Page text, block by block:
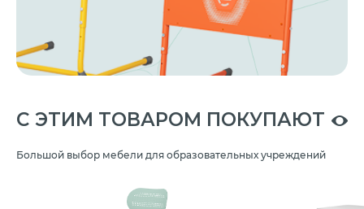
C ЭТИМ ТОВАРОМ ПОКУПАЮТ
Большой выбор мебели для образовательных учреждений